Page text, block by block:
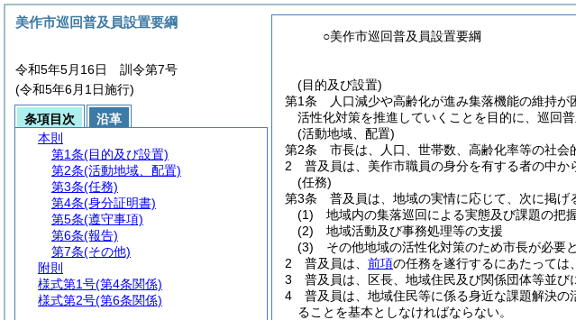
○美作市巡回普及員設置要綱
(目的及び設置)
第1条
人口減少や高齢化が進み集落機能の維持
活性化対策を推進していくことを目的に、巡回
(活動地域、配置)
第2条
市長は、人口、世帯数、高齢化率等の社会
2
普及員は、美作市職員の身分を有する者の中か
(任務)
第3条
普及員は、地域の実情に応じて、次に掲げ
(1)
地域内の集落巡回による実態及び課題の把
(2)
地域活動及び事務処理等の支援
(3)
その他地域の活性化対策のため市長が必要
2
普及員は、 前項の任務を遂行するにあたっては
3
普及員は、区長、地域住民及び関係団体等並び
4
普及員は、地域住民等に係る身近な課題解決
ることを基本としなければならない。
美作市巡回普及員設置要綱
令和5年5月16日 訓令第7号
(令和5年6月1日施行)
条項目次
沿革
本則
第1条(目的及び設置)
第2条(活動地域、配置)
第3条(任務)
第4条(身分証明書)
第5条(遵守事項)
第6条(報告)
第7条(その他)
附則
様式第1号(第4条関係)
様式第2号(第6条関係)